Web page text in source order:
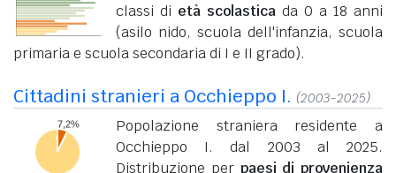
classi di età scolastica da 0 a 18 anni
(asilo nido, scuola dell'infanzia, scuola
primaria e scuola secondaria di I e II grado).
Cittadini stranieri a Occhieppo I. (2003-2025)
Popolazione straniera residente a
Occhieppo I. dal 2003 al 2025.
Distribuzione per paesi di provenienza